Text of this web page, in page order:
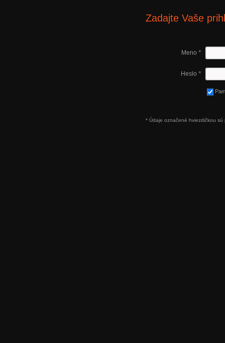
Zadajte Vaše
Meno *
Heslo *
* Údaje označené hviezdičkou sú